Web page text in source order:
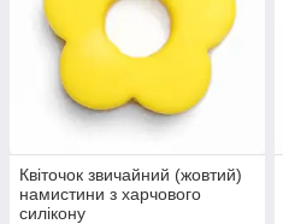
Квіточок звичайний (жовтий)
намистини з харчового
силікону